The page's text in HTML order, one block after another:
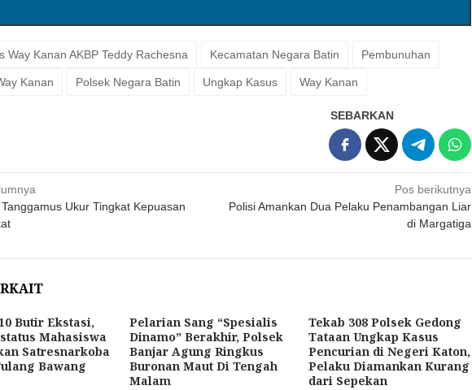
Way Kanan AKBP Teddy Rachesna Kecamatan Negara Batin Pembunuhan
Kanan Polsek Negara Batin Ungkap Kasus Way Kanan
SEBARKAN
Ukur Tingkat Kepuasan
Pos berikutnya
Polisi Amankan Dua Pelaku Penambangan Liar
di Margatiga
Butir Ekstasi,
Mahasiswa
Satresnarkoba
Bawang
Pelarian Sang “Spesialis
Dinamo” Berakhir, Polsek
Banjar Agung Ringkus
Buronan Maut Di Tengah
Malam
Tekab 308 Polsek Gedong
Tataan Ungkap Kasus
Pencurian di Negeri Katon,
Pelaku Diamankan Kurang
dari Sepekan